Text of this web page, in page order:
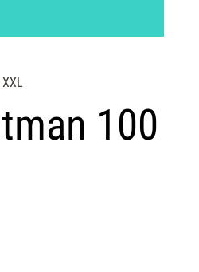
100